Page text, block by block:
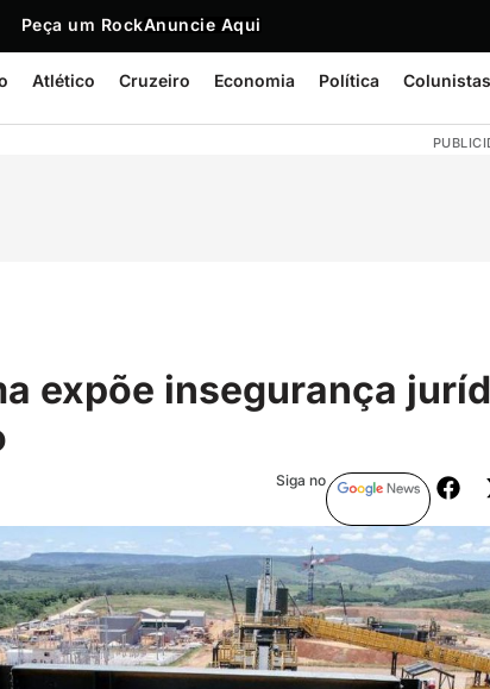
Peça um RockAnuncie Aqui
Atlético Cruzeiro Economia Política Colunistas
expõe insegurança
Siga no